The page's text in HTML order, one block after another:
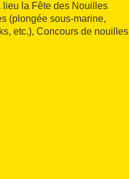
lieu la Fête des Nouilles
(plongée sous-marine,
etc.), Concours de nouilles